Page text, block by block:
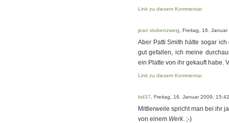
Link zu diesem Kommentar
jean stubenzweig , Freitag, 16.
Aber Patti Smith hätte sogar
gut gefallen, ich meine
ein Platte von ihr gekauft habe.
Link zu diesem Kommentar
kid37 , Freitag, 16. Januar 2009, 15:42
Mittlerweile spricht man bei ihr
von einem Werk. ;-)